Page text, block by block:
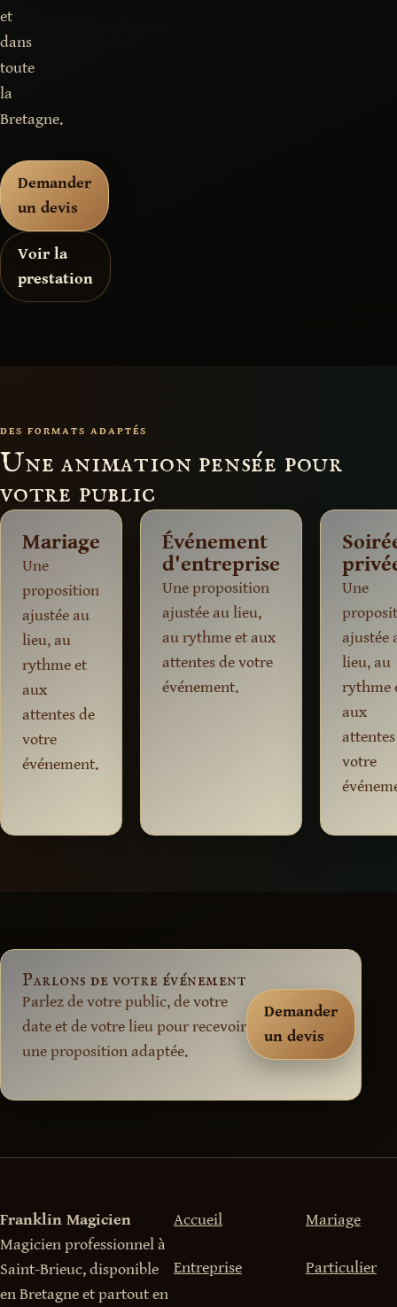
et
dans
toute
la
Bretagne.
Demander
un devis
Voir la
prestation
DES FORMATS ADAPTÉS
Une animation pensée pour
votre public
Mariage
Une
proposition
ajustée au
lieu, au
rythme et
aux
attentes de
votre
événement.
Événement
d'entreprise
Une proposition
ajustée au lieu,
au rythme et aux
attentes de votre
événement.
Une
ajustée
lieu, au
rythme
aux
votre
Parlons de votre événement
Parlez de votre public, de votre
date et de votre lieu pour recevoir
une proposition adaptée.
Demander
un devis
Franklin Magicien
Magicien professionnel à
Saint-Brieuc, disponible
en Bretagne et partout en
Accueil Mariage
Entreprise Particulier